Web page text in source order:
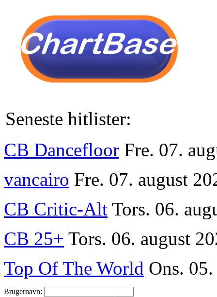
Seneste hitlister:
CB Dancefloor Fre. 07.
vancairo Fre. 07. august
CB Critic-Alt Tors. 06.
CB 25+ Tors. 06. august
Top Of The World Ons.
Brugernavn: